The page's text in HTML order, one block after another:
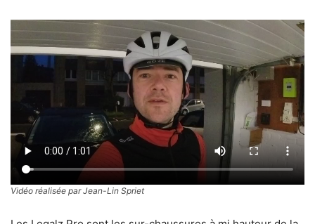
Vidéo réalisée par Jean-Lin Spriet